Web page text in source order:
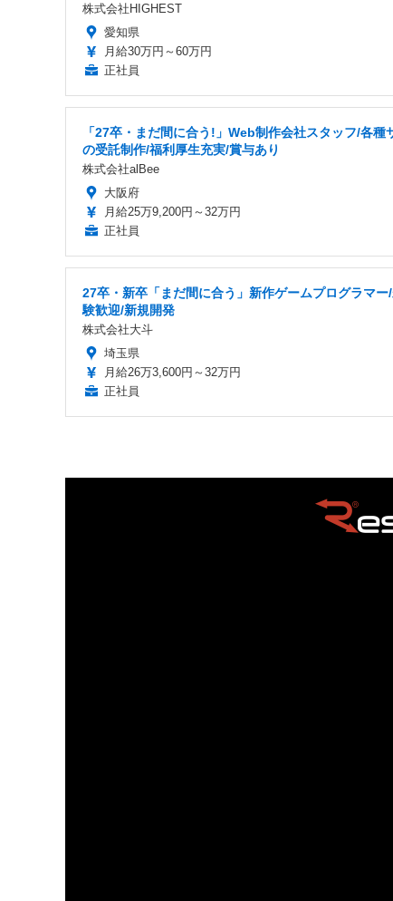
株式会社HIGHEST
愛知県
月給30万円～60万円
正社員
「27卒・まだ間に合う!」Web制作会社スタッフ/各種
の受託制作/福利厚生充実/賞与あり
株式会社alBee
大阪府
月給25万9,200円～32万円
正社員
27卒・新卒「まだ間に合う」新作ゲームプログラマー
験歓迎/新規開発
株式会社大斗
埼玉県
月給26万3,600円～32万円
正社員